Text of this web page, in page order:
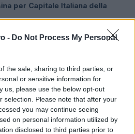
- Do Not Process My Personal
the sale, sharing to third parties, or
or sensitive information for
us, please use the below opt-out
selection. Please note that after your
you may continue seeing
on personal information utilized by
disclosed to third parties prior to
per Capitale Italiana della